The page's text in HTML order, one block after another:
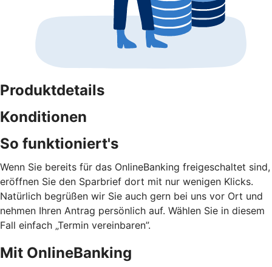
Produktdetails
Konditionen
So funktioniert's
Wenn Sie bereits für das OnlineBanking freigeschaltet sind,
eröffnen Sie den Sparbrief dort mit nur wenigen Klicks.
Natürlich begrüßen wir Sie auch gern bei uns vor Ort und
nehmen Ihren Antrag persönlich auf. Wählen Sie in diesem
Fall einfach „Termin vereinbaren”.
Mit OnlineBanking